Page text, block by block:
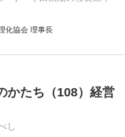
化協会 理事長
かたち（108）経営
し